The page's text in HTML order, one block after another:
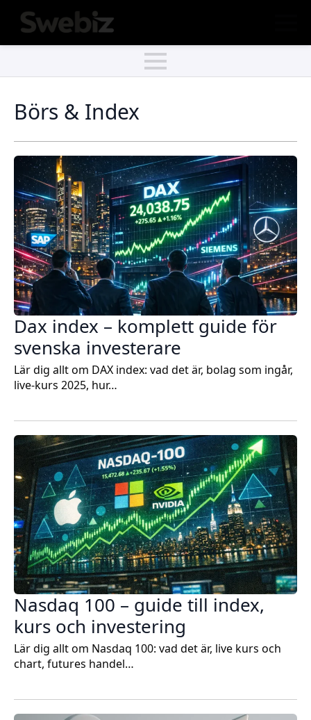
Börs & Index
Dax index – komplett guide för
svenska investerare
Lär dig allt om DAX index: vad det är, bolag som ingår,
live-kurs 2025, hur…
Nasdaq 100 – guide till index,
kurs och investering
Lär dig allt om Nasdaq 100: vad det är, live kurs och
chart, futures handel…